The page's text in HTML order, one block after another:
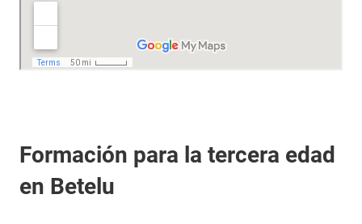
Formación para la tercera edad
en Betelu